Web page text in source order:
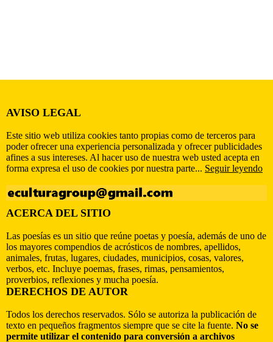
AVISO LEGAL
Este sitio web utiliza cookies tanto propias como de terceros para
poder ofrecer una experiencia personalizada y ofrecer publicidades
afines a sus intereses. Al hacer uso de nuestra web usted acepta en
forma expresa el uso de cookies por nuestra parte... Seguir leyendo
ACERCA DEL SITIO
Las poesías es un sitio que reúne poetas y poesía, además de uno de
los mayores compendios de acrósticos de nombres, apellidos,
animales, frutas, lugares, ciudades, municipios, cosas, valores,
verbos, etc. Incluye poemas, frases, rimas, pensamientos,
proverbios, reflexiones y mucha poesía.
DERECHOS DE AUTOR
Todos los derechos reservados. Sólo se autoriza la publicación de
texto en pequeños fragmentos siempre que se cite la fuente. No se
permite utilizar el contenido para conversión a archivos